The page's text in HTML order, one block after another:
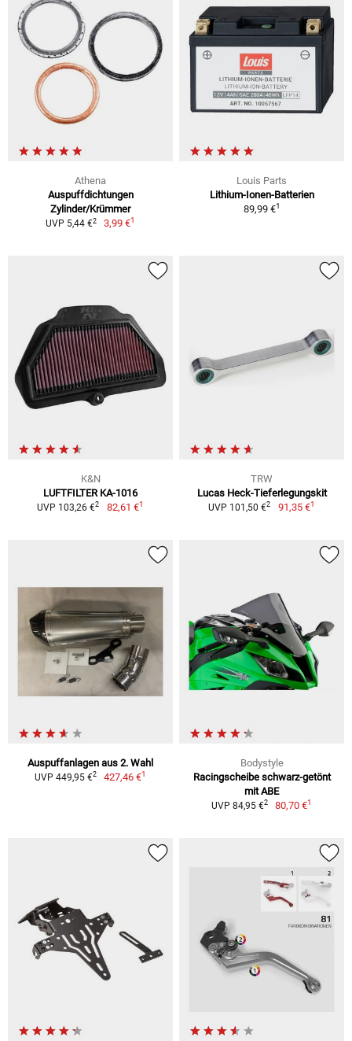
Athena
Auspuffdichtungen
Zylinder/Krümmer
UVP 5,44 €2 3,99 €1
Louis Parts
Lithium-Ionen-Batterien
89,99 €1
K&N
LUFTFILTER KA-1016
UVP 103,26 €2 82,61 €1
TRW
Lucas Heck-Tieferlegungskit
UVP 101,50 €2 91,35 €1
Auspuffanlagen aus 2. Wahl
UVP 449,95 €2 427,46 €1
Bodystyle
Racingscheibe schwarz-getönt
mit ABE
UVP 84,95 €2 80,70 €1